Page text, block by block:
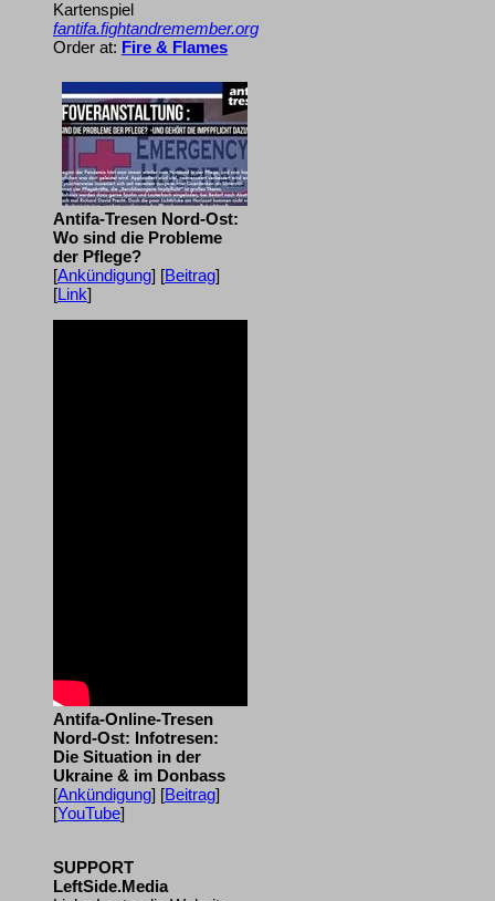
Kartenspiel
fantifa.fightandremember.org
Order at: Fire & Flames
Antifa-Tresen Nord-Ost:
Wo sind die Probleme
der Pflege?
[Ankündigung] [Beitrag]
[Link]
Antifa-Online-Tresen
Nord-Ost: Infotresen:
Die Situation in der
Ukraine & im Donbass
[Ankündigung] [Beitrag]
[YouTube]
SUPPORT
LeftSide.Media